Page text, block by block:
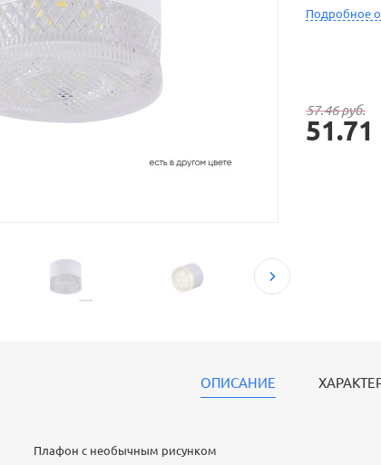
Подробное
57.46 руб.
51.71
ОПИСАНИЕ
Плафон с необычным рисунком